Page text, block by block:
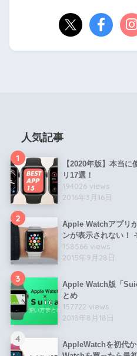
人気記事
1
【2020年版】本当
リ17選！
194026 views
2016年3月16日
2
Apple Watchアプリ
ンが表示されない！
158566 views
2015年9月28日
3
Apple Watch版「
とめ
157722 views
2018年8月18日
4
AppleWatchを初代